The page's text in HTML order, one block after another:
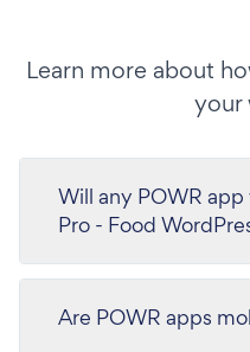
Learn more about
your
Will any POWR
Pro - Food
Are POWR apps